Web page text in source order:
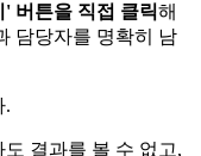
' 버튼을 직접 클릭해
담당자를 명확히 남
.
결과를 볼 수 없고,